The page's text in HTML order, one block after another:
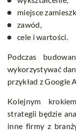
miejsce
zawód,
cele i wartości.
Podczas
wykorzystywać
przykład z Google
Kolejnym
strategii będzie
inne firmy z